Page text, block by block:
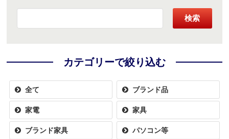
検索
カテゴリーで絞り込む
全て ブランド品
家電 家具
ブランド家具 パソコン等